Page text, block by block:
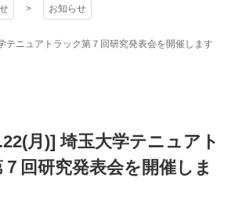
お知らせ
テニュアトラック第７回研究発表会を開催します
月)] 埼玉大学テニュアト
回研究発表会を開催しま